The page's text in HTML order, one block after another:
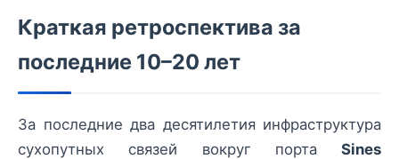
Краткая ретроспектива за
последние 10–20 лет
За последние два десятилетия инфраструктура
сухопутных связей вокруг порта Sines